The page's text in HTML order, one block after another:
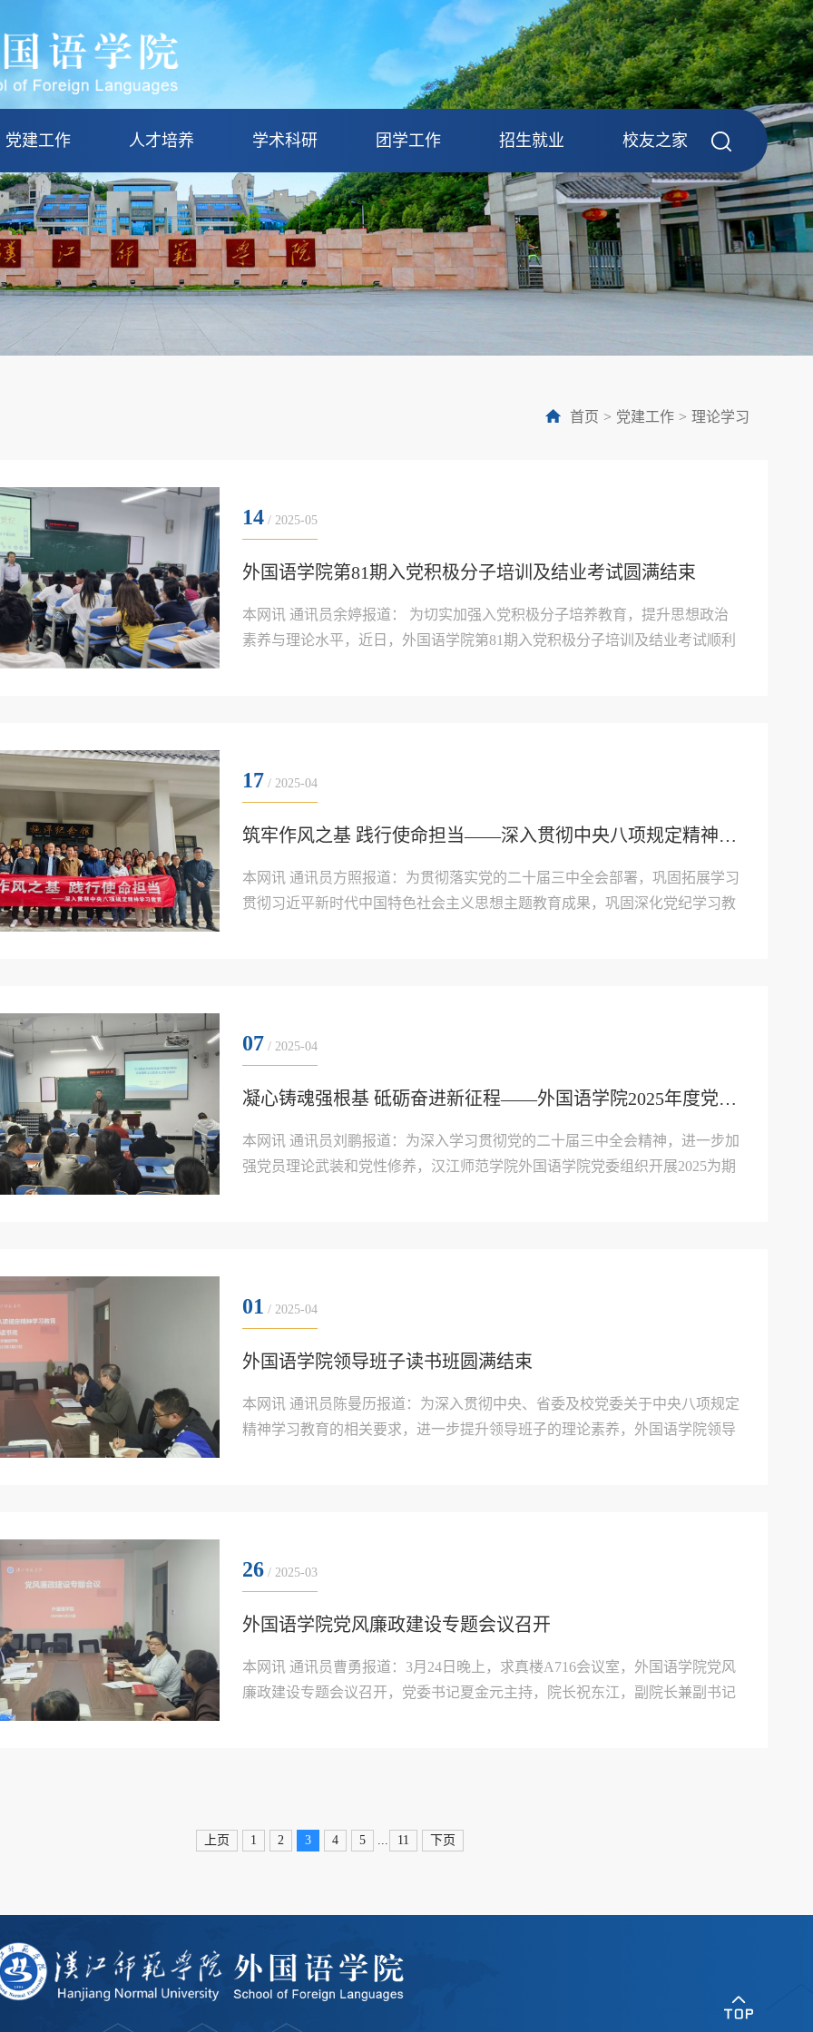
党建工作 人才培养 学术科研 团学工作 招生就业 校友之家
首页 > 党建工作 > 理论学习
14 / 2025-05
外国语学院第81期入党积极分子培训及结业考试圆满结束
本网讯 通讯员余婷报道： 为切实加强入党积极分子培养教育，提升思想政治
素养与理论水平，近日，外国语学院第81期入党积极分子培训及结业考试顺利
17 / 2025-04
筑牢作风之基 践行使命担当——深入贯彻中央八项规定精神学习教育
本网讯 通讯员方照报道：为贯彻落实党的二十届三中全会部署，巩固拓展学习
贯彻习近平新时代中国特色社会主义思想主题教育成果，巩固深化党纪学习教
07 / 2025-04
凝心铸魂强根基 砥砺奋进新征程——外国语学院2025年度党员春训圆满完成
本网讯 通讯员刘鹏报道：为深入学习贯彻党的二十届三中全会精神，进一步加
强党员理论武装和党性修养，汉江师范学院外国语学院党委组织开展2025为期
01 / 2025-04
外国语学院领导班子读书班圆满结束
本网讯 通讯员陈曼历报道：为深入贯彻中央、省委及校党委关于中央八项规定
精神学习教育的相关要求，进一步提升领导班子的理论素养，外国语学院领导
26 / 2025-03
外国语学院党风廉政建设专题会议召开
本网讯 通讯员曹勇报道：3月24日晚上，求真楼A716会议室，外国语学院党风
廉政建设专题会议召开，党委书记夏金元主持，院长祝东江，副院长兼副书记
上页 1 2 3 4 5 11 下页